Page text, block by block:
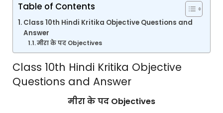
Table of Contents
Class 10th Hindi Kritika Objective Questions and
Answer
मीरा के पद Objectives
Class 10th Hindi Kritika Objective
Questions and Answer
मीरा के पद Objectives